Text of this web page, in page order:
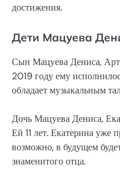
достижения.
Дети Мацуева
Сын Мацуева Дениса,
2019 году ему
обладает музыкальным
Дочь Мацуева Дениса,
Ей 11 лет. Екатерина уже
возможно, в будущем
знаменитого отца.